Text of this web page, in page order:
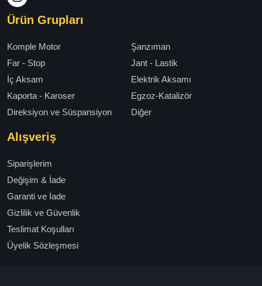
Ürün Grupları
Komple Motor
Şanzıman
Far - Stop
Jant - Lastik
İç Aksam
Elektrik Aksamı
Kaporta - Karoser
Egzoz-Katalizör
Direksiyon ve Süspansiyon
Diğer
Alışveriş
Siparişlerim
Değişim & İade
Garanti ve İade
Gizlilik ve Güvenlik
Teslimat Koşulları
Üyelik Sözleşmesi